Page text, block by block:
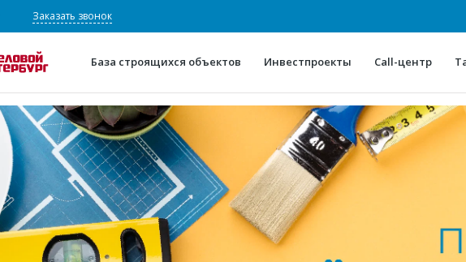
Заказать звонок
База строящихся объектов Инвестпроекты Call-центр
О проекте
Конкурентные
Горячие